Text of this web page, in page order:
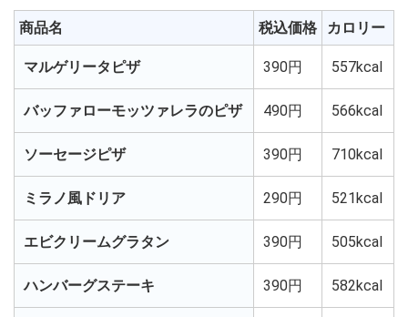
商品名 税込価格 カロリー
マルゲリータピザ 390円 557kcal
バッファローモッツァレラのピザ 490円 566kcal
ソーセージピザ 390円 710kcal
ミラノ風ドリア 290円 521kcal
エビクリームグラタン 390円 505kcal
ハンバーグステーキ 390円 582kcal